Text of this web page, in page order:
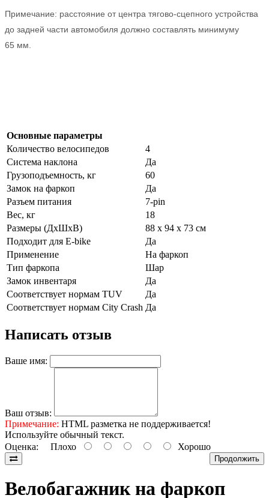
Примечание: расстояние от центра тягово-сцепного устройства
до задней части автомобиля должно составлять минимуму
65 мм.
Основные параметры
Количество велосипедов
4
Система наклона
Да
Грузоподъемность, кг
60
Замок на фаркоп
Да
Разъем питания
7-pin
Вес, кг
18
Размеры (ДхШхВ)
88 x 94 x 73 см
Подходит для E-bike
Да
Применение
На фаркоп
Тип фаркопа
Шар
Замок инвентаря
Да
Соответствует нормам TUV
Да
Соответствует нормам City Crash Да
Написать отзыв
Ваше имя:
Ваш отзыв:
Примечание: HTML разметка не поддерживается!
Используйте обычный текст.
Оценка: Плохо Хорошо
Продолжить
Велобагажник на фаркоп